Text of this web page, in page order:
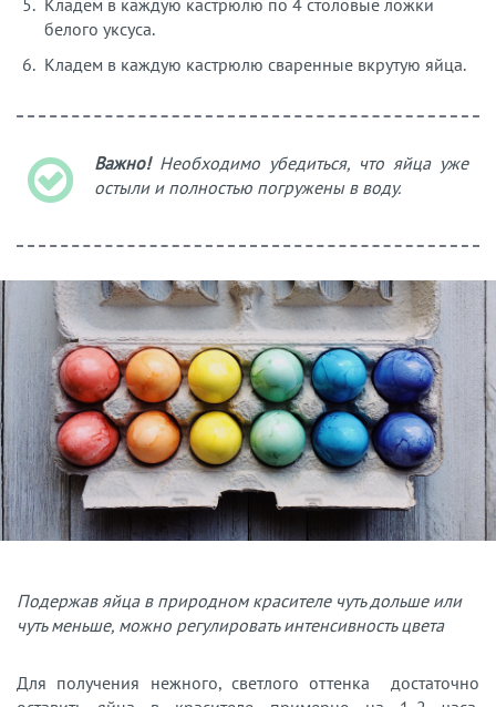
белого уксуса.
Кладем в каждую кастрюлю сваренные вкрутую яйца.
Важно!Необходимо убедиться, что яйца уже
остыли и полностью погружены в воду.
Подержав яйца в природном красителе чуть дольше или
чуть меньше, можно регулировать интенсивность цвета
Для получения нежного, светлого оттенка достаточно